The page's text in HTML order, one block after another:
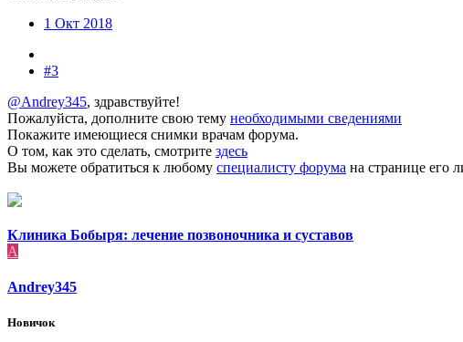
1 Окт 2018
#3
@Andrey345, здравствуйте!
Пожалуйста, дополните свою тему необходимыми сведениями
Покажите имеющиеся снимки врачам форума.
О том, как это сделать, смотрите здесь
Вы можете обратиться к любому специалисту форума на странице его
Клиника Бобыря: лечение позвоночника и суставов
A
Andrey345
Новичок